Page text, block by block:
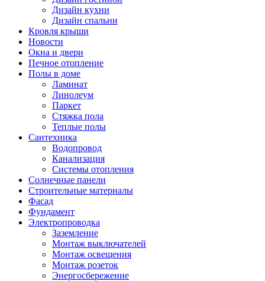
Дизайн кухни
Дизайн спальни
Кровля крыши
Новости
Окна и двери
Печное отопление
Полы в доме
Ламинат
Линолеум
Паркет
Стяжка пола
Теплые полы
Сантехника
Водопровод
Канализация
Системы отопления
Солнечные панели
Строительные материалы
Фасад
Фундамент
Электропроводка
Заземление
Монтаж выключателей
Монтаж освещения
Монтаж розеток
Энергосбережение